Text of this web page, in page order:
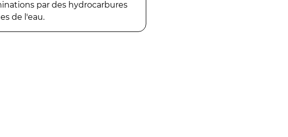
par des hydrocarbures
de l'eau.